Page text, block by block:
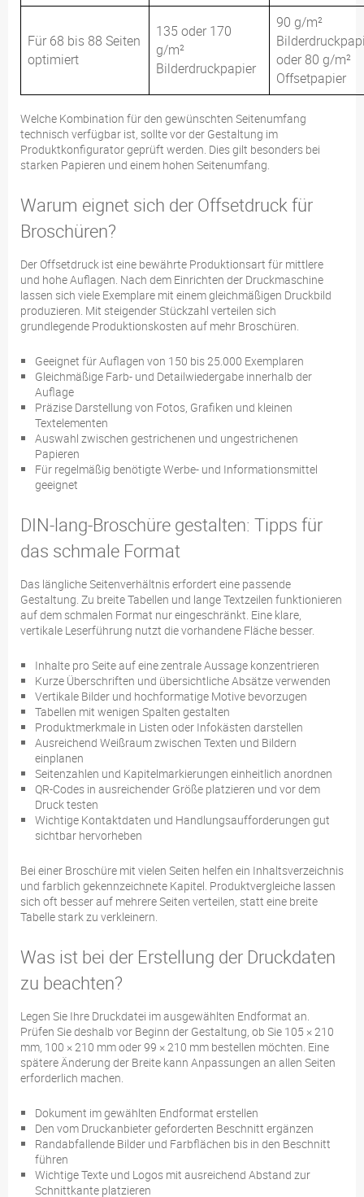
Für 68 bis 88 Seiten
optimiert
135 oder 170
g/m²
Bilderdruckpapier
90 g/m²
oder 80 g/m²
Offsetpapier
Welche Kombination für den gewünschten Seitenumfang
technisch verfügbar ist, sollte vor der Gestaltung im
Produktkonfigurator geprüft werden. Dies gilt besonders bei
starken Papieren und einem hohen Seitenumfang.
Warum eignet sich der Offsetdruck für
Broschüren?
Der Offsetdruck ist eine bewährte Produktionsart für mittlere
und hohe Auflagen. Nach dem Einrichten der Druckmaschine
lassen sich viele Exemplare mit einem gleichmäßigen Druckbild
produzieren. Mit steigender Stückzahl verteilen sich
grundlegende Produktionskosten auf mehr Broschüren.
Geeignet für Auflagen von 150 bis 25.000 Exemplaren
Gleichmäßige Farb- und Detailwiedergabe innerhalb der
Auflage
Präzise Darstellung von Fotos, Grafiken und kleinen
Textelementen
Auswahl zwischen gestrichenen und ungestrichenen
Papieren
Für regelmäßig benötigte Werbe- und Informationsmittel
geeignet
DIN-lang-Broschüre gestalten: Tipps für
das schmale Format
Das längliche Seitenverhältnis erfordert eine passende
Gestaltung. Zu breite Tabellen und lange Textzeilen funktionieren
auf dem schmalen Format nur eingeschränkt. Eine klare,
vertikale Leserführung nutzt die vorhandene Fläche besser.
Inhalte pro Seite auf eine zentrale Aussage konzentrieren
Kurze Überschriften und übersichtliche Absätze verwenden
Vertikale Bilder und hochformatige Motive bevorzugen
Tabellen mit wenigen Spalten gestalten
Produktmerkmale in Listen oder Infokästen darstellen
Ausreichend Weißraum zwischen Texten und Bildern
einplanen
Seitenzahlen und Kapitelmarkierungen einheitlich anordnen
QR-Codes in ausreichender Größe platzieren und vor dem
Druck testen
Wichtige Kontaktdaten und Handlungsaufforderungen gut
sichtbar hervorheben
Bei einer Broschüre mit vielen Seiten helfen ein Inhaltsverzeichnis
und farblich gekennzeichnete Kapitel. Produktvergleiche lassen
sich oft besser auf mehrere Seiten verteilen, statt eine breite
Tabelle stark zu verkleinern.
Was ist bei der Erstellung der Druckdaten
zu beachten?
Legen Sie Ihre Druckdatei im ausgewählten Endformat an.
Prüfen Sie deshalb vor Beginn der Gestaltung, ob Sie 105 × 210
mm, 100 × 210 mm oder 99 × 210 mm bestellen möchten. Eine
spätere Änderung der Breite kann Anpassungen an allen Seiten
erforderlich machen.
Dokument im gewählten Endformat erstellen
Den vom Druckanbieter geforderten Beschnitt ergänzen
Randabfallende Bilder und Farbflächen bis in den Beschnitt
führen
Wichtige Texte und Logos mit ausreichend Abstand zur
Schnittkante platzieren